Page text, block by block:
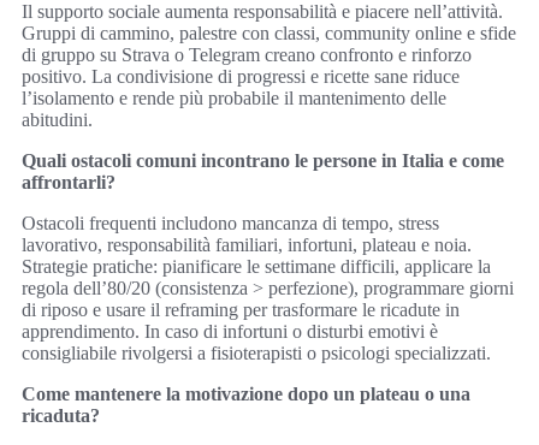
Il supporto sociale aumenta responsabilità e piacere nell’attività.
Gruppi di cammino, palestre con classi, community online e sfide
di gruppo su Strava o Telegram creano confronto e rinforzo
positivo. La condivisione di progressi e ricette sane riduce
l’isolamento e rende più probabile il mantenimento delle
abitudini.
Quali ostacoli comuni incontrano le persone in Italia e come
affrontarli?
Ostacoli frequenti includono mancanza di tempo, stress
lavorativo, responsabilità familiari, infortuni, plateau e noia.
Strategie pratiche: pianificare le settimane difficili, applicare la
regola dell’80/20 (consistenza > perfezione), programmare giorni
di riposo e usare il reframing per trasformare le ricadute in
apprendimento. In caso di infortuni o disturbi emotivi è
consigliabile rivolgersi a fisioterapisti o psicologi specializzati.
Come mantenere la motivazione dopo un plateau o una
ricaduta?